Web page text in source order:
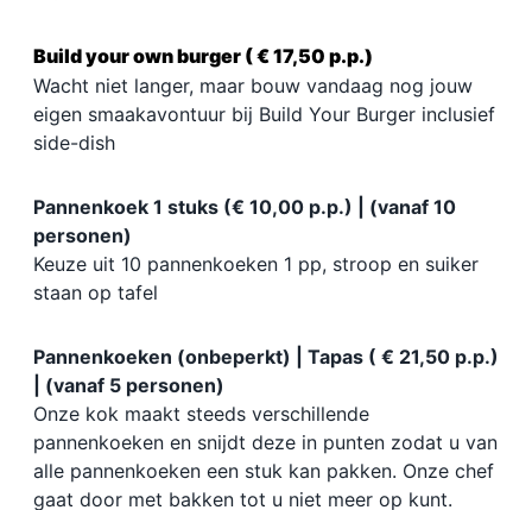
Build your own burger ( € 17,50 p.p.)
Wacht niet langer, maar bouw vandaag nog jouw
eigen smaakavontuur bij Build Your Burger inclusief
side-dish
Pannenkoek 1 stuks (€ 10,00 p.p.) | (vanaf 10
personen)
Keuze uit 10 pannenkoeken 1 pp, stroop en suiker
staan op tafel
Pannenkoeken (onbeperkt) | Tapas ( € 21,50 p.p.)
| (vanaf 5 personen)
Onze kok maakt steeds verschillende
pannenkoeken en snijdt deze in punten zodat u van
alle pannenkoeken een stuk kan pakken. Onze chef
gaat door met bakken tot u niet meer op kunt.